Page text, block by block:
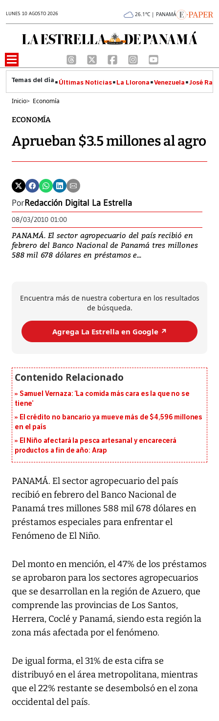
LUNES 10 AGOSTO 2026 26.1°C | PANAMÁ
Últimas Noticias La Llorona Venezuela José
Inicio> Economía
ECONOMÍA
Aprueban $3.5 millones al agro
PorRedacción Digital La Estrella
08/03/2010 01:00
PANAMÁ. El sector agropecuario del país recibió en
febrero del Banco Nacional de Panamá tres millones
588 mil 678 dólares en préstamos e...
Encuentra más de nuestra cobertura en los resultados
de búsqueda.
Agrega La Estrella en Google ↗️
Samuel Vernaza: ‘La comida más cara es la que no se
tiene’
El crédito no bancario ya mueve más de $4,596 millones
en el país
El Niño afectará la pesca artesanal y encarecerá
productos a fin de año: Arap
PANAMÁ. El sector agropecuario del país
recibió en febrero del Banco Nacional de
Panamá tres millones 588 mil 678 dólares en
préstamos especiales para enfrentar el
Fenómeno de El Niño.
Del monto en mención, el 47% de los préstamos
se aprobaron para los sectores agropecuarios
que se desarrollan en la región de Azuero, que
comprende las provincias de Los Santos,
Herrera, Coclé y Panamá, siendo esta región la
zona más afectada por el fenómeno.
De igual forma, el 31% de esta cifra se
distribuyó en el área metropolitana, mientras
que el 22% restante se desembolsó en el zona
occidental del país.